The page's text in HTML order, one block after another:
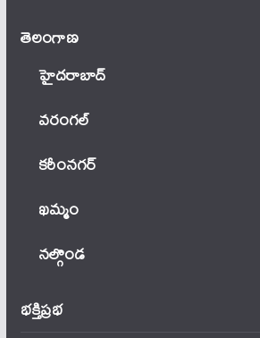
తెలంగాణ‌
హైదరాబాద్
వ‌రంగ‌ల్
కరీంనగర్
ఖ‌మ్మం
నల్గొండ
భక్తిప్రభ